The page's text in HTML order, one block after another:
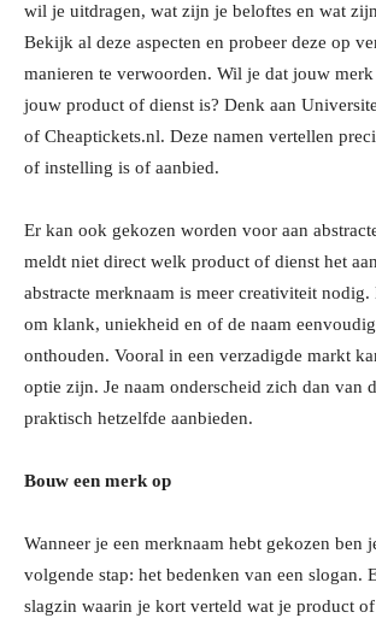
wil je uitdragen, wat zijn je beloftes en wat
Bekijk al deze aspecten en probeer deze op
manieren te verwoorden. Wil je dat jouw
jouw product of dienst is? Denk aan
of Cheaptickets.nl. Deze namen vertellen
of instelling is of aanbied.
Er kan ook gekozen worden voor aan
meldt niet direct welk product of dienst het
abstracte merknaam is meer creativiteit
om klank, uniekheid en of de naam
onthouden. Vooral in een verzadigde markt
optie zijn. Je naam onderscheid zich dan van
praktisch hetzelfde aanbieden.
Bouw een merk op
Wanneer je een merknaam hebt gekozen ben
volgende stap: het bedenken van een slogan.
slagzin waarin je kort verteld wat je product